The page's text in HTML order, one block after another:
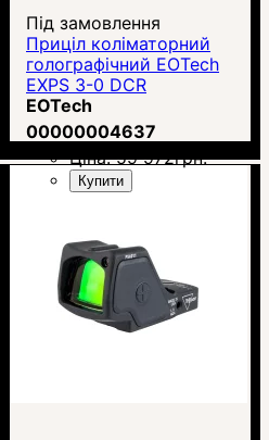
Під замовлення
Приціл коліматорний
голографічний EOTech
EXPS 3-0 DCR
EOTech
00000004637
Ціна:59 972грн.
Купити